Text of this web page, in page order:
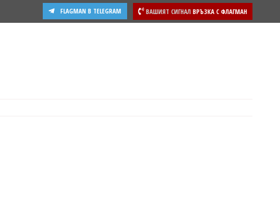
ВАШИЯТ СИГНАЛ ВРЪЗКА С ФЛАГМАН
FLAGMAN В TELEGRAM